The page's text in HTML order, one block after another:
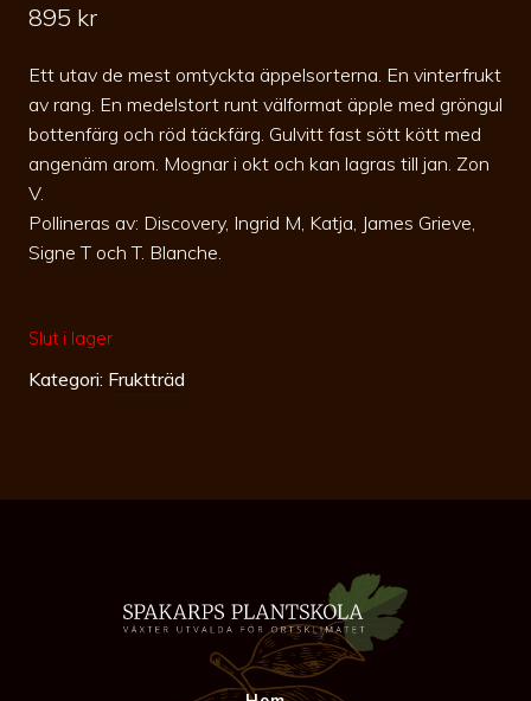
895 kr
Ett utav de mest omtyckta äppelsorterna. En vinterfrukt
av rang. En medelstort runt välformat äpple med gröngul
bottenfärg och röd täckfärg. Gulvitt fast sött kött med
angenäm arom. Mognar i okt och kan lagras till jan. Zon
V.
Pollineras av: Discovery, Ingrid M, Katja, James Grieve,
Signe T och T. Blanche.
Slut i lager
Kategori: Fruktträd